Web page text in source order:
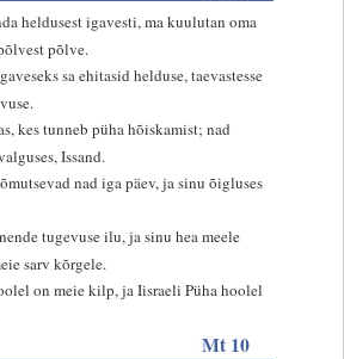
heldusest igavesti, ma kuulutan oma
põlve.
sa ehitasid helduse, taevastesse
kes tunneb püha hõiskamist; nad
Issand.
nad iga päev, ja sinu õigluses
tugevuse ilu, ja sinu hea meele
sarv kõrgele.
on meie kilp, ja Iisraeli Püha hoolel
Mt 10